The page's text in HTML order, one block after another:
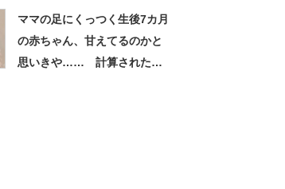
ママの足にくっつく生後7カ月
の赤ちゃん、甘えてるのかと
思いきや…… 計算された行